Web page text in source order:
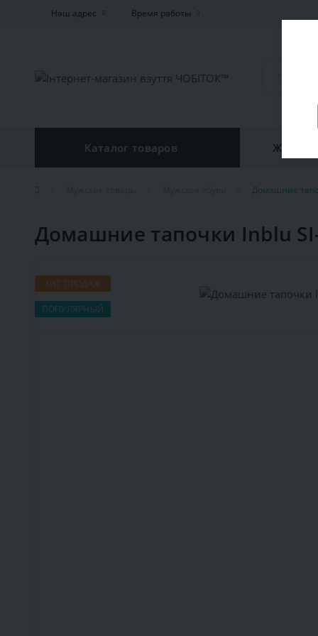
Наш адрес Время работы
Каталог товаров
Домашние
Домашние тапочки Inblu
ХИТ ПРОДАЖ
ПОПУЛЯРНЫЙ